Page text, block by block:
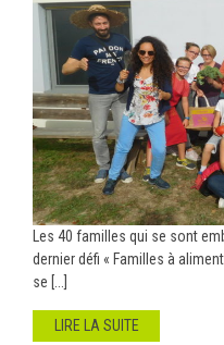
Les 40 familles qui se sont
dernier défi « Familles à
se [...]
LIRE LA SUITE